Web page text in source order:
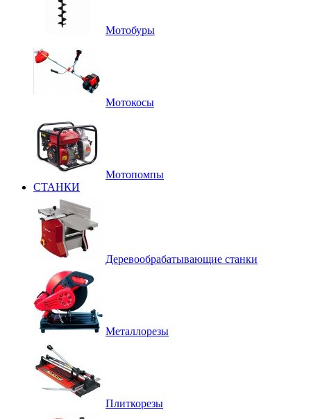
Мотобуры
Мотокосы
Мотопомпы
СТАНКИ
Деревообрабатывающие станки
Металлорезы
Плиткорезы